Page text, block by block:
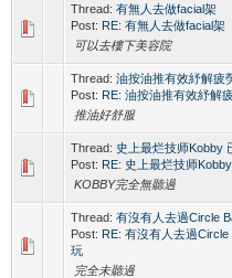
Thread: 有無人去做facial架
Post: RE: 有無人去做facial架
可以去樓下美容院
Thread: 油按油推有效紓解疲
Post: RE: 油按油推有效紓解
推油好舒服
Thread: 史上最烂技师Kobby
Post: RE: 史上最烂技师
KOBBY完全無聽過
Thread: 有沒有人去過Circle
Post: RE: 有沒有人去過
玩
完全未聽過